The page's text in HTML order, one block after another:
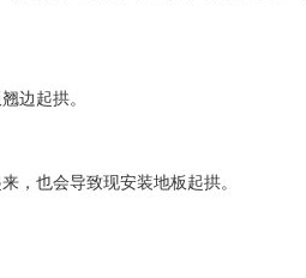
边起拱。
也会导致现安装地板起拱。